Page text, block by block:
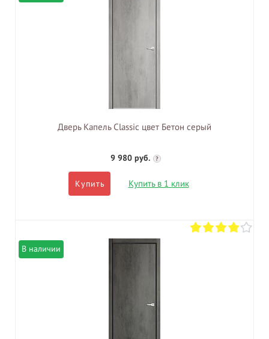
Дверь Капель Classic цвет Бетон серый
9 980 руб. ?
Купить Купить в 1 клик
В наличии